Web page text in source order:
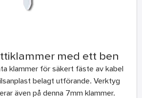
med ett ben
klammer för säkert fäste av kabel
belagt utförande. Verktyg
även på denna 7mm klammer.